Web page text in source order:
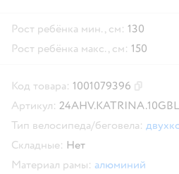
Рост ребёнка мин., см: 130
Рост ребёнка макс., см: 150
Код товара: 1001079396
Артикул:
Тип велосипеда/беговела:
Складные: Нет
Материал рамы: алюминий